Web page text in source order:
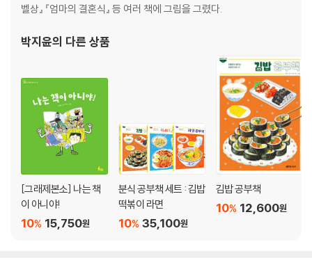
벨상』 『엄마의 결혼식』 등 여러 책에 그림을 그렸다.
박지윤의 다른 상품
[그래제본소] 나는 책
이 아니야!
15,750원
10%
분식 공부책 세트 : 김밥
떡볶이 라면
35,100원
10%
김밥 공부책
12,600원
10%